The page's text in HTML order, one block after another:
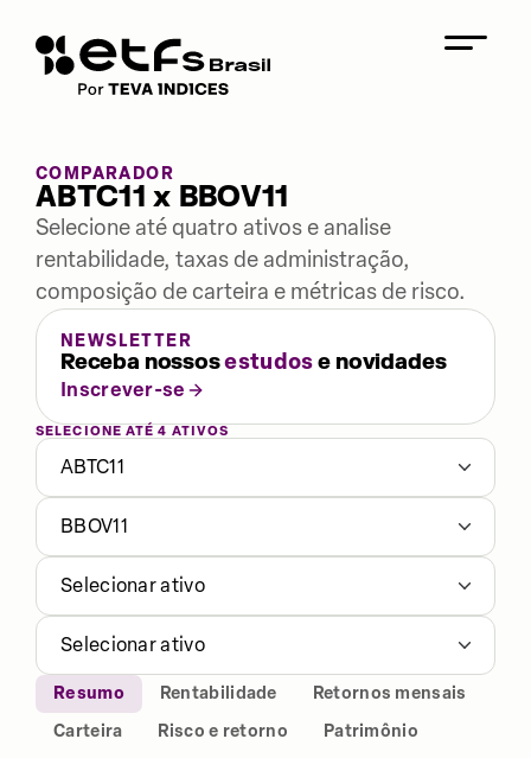
COMPARADOR
ABTC11 x BBOV11
Selecione até quatro ativos e analise
rentabilidade, taxas de administração,
composição de carteira e métricas de risco.
NEWSLETTER
Receba nossosestudose novidades
Inscrever-se
SELECIONE ATÉ 4 ATIVOS
ABTC11
BBOV11
Selecionar ativo
Selecionar ativo
Resumo Rentabilidade
Retornos mensais
Carteira
Risco e retorno
Patrimônio